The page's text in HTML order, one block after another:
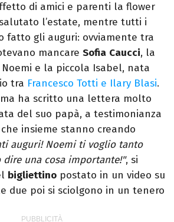
di amici e parenti la flower
l’estate, mentre tutti i
fatto gli auguri: ovviamente tra
mancare Sofia Caucci, la
e la piccola Isabel, nata
tra Francesco Totti e Ilary Blasi.
ha scritto una lettera molto
del suo papà, a testimonianza
insieme stanno creando
auguri! Noemi ti voglio tanto
una cosa importante!", si
bigliettino postato in un video su
due poi si sciolgono in un tenero